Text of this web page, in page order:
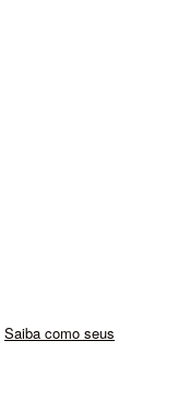
Saiba como seus